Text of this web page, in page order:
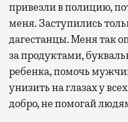
привезли в полицию,
меня. Заступились
дагестанцы. Меня так
за продуктами,
ребенка, помочь
унизить на глазах у
добро, не помогай